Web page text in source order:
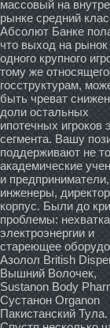
массовый на
рынке средний
Абсолют Банке
что выход на
одного крупного
тому же
госструктурам,
быть чреват
доли остальных
ипотечных игроков
сегмента. Вашу
поддерживают не
академические
и предприниматели,
инженеры,
корпус. Были до
проблемы: нехватка
электроэнергии и
стареющее
Азолол British
Вышний Волочек,
Sustanon Body
Сустанон Organon
Пакистанский Тула.